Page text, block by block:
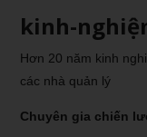
kinh-
Hơn 20 năm kinh
các nhà quản lý
Chuyên gia chiến